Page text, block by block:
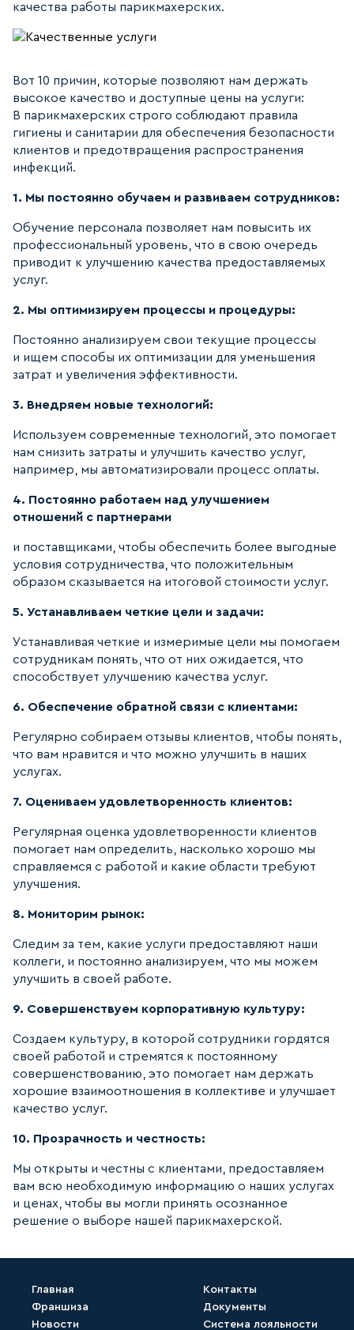
качества работы парикмахерских.
Вот 10 причин, которые позволяют нам держать
высокое качество и доступные цены на услуги:
В парикмахерских строго соблюдают правила
гигиены и санитарии для обеспечения безопасности
клиентов и предотвращения распространения
инфекций.
1. Мы постоянно обучаем и развиваем сотрудников:
Обучение персонала позволяет нам повысить их
профессиональный уровень, что в свою очередь
приводит к улучшению качества предоставляемых
услуг.
2. Мы оптимизируем процессы и процедуры:
Постоянно анализируем свои текущие процессы
и ищем способы их оптимизации для уменьшения
затрат и увеличения эффективности.
3. Внедряем новые технологий:
Используем современные технологий, это помогает
нам снизить затраты и улучшить качество услуг,
например, мы автоматизировали процесс оплаты.
4. Постоянно работаем над улучшением
отношений с партнерами
и поставщиками, чтобы обеспечить более выгодные
условия сотрудничества, что положительным
образом сказывается на итоговой стоимости услуг.
5. Устанавливаем четкие цели и задачи:
Устанавливая четкие и измеримые цели мы помогаем
сотрудникам понять, что от них ожидается, что
способствует улучшению качества услуг.
6. Обеспечение обратной связи с клиентами:
Регулярно собираем отзывы клиентов, чтобы понять,
что вам нравится и что можно улучшить в наших
услугах.
7. Оцениваем удовлетворенность клиентов:
Регулярная оценка удовлетворенности клиентов
помогает нам определить, насколько хорошо мы
справляемся с работой и какие области требуют
улучшения.
8. Мониторим рынок:
Следим за тем, какие услуги предоставляют наши
коллеги, и постоянно анализируем, что мы можем
улучшить в своей работе.
9. Совершенствуем корпоративную культуру:
Создаем культуру, в которой сотрудники гордятся
своей работой и стремятся к постоянному
совершенствованию, это помогает нам держать
хорошие взаимоотношения в коллективе и улучшает
качество услуг.
10. Прозрачность и честность:
Мы открыты и честны с клиентами, предоставляем
вам всю необходимую информацию о наших услугах
и ценах, чтобы вы могли принять осознанное
решение о выборе нашей парикмахерской.
Главная
Франшиза
Новости
Контакты
Документы
Система лояльности